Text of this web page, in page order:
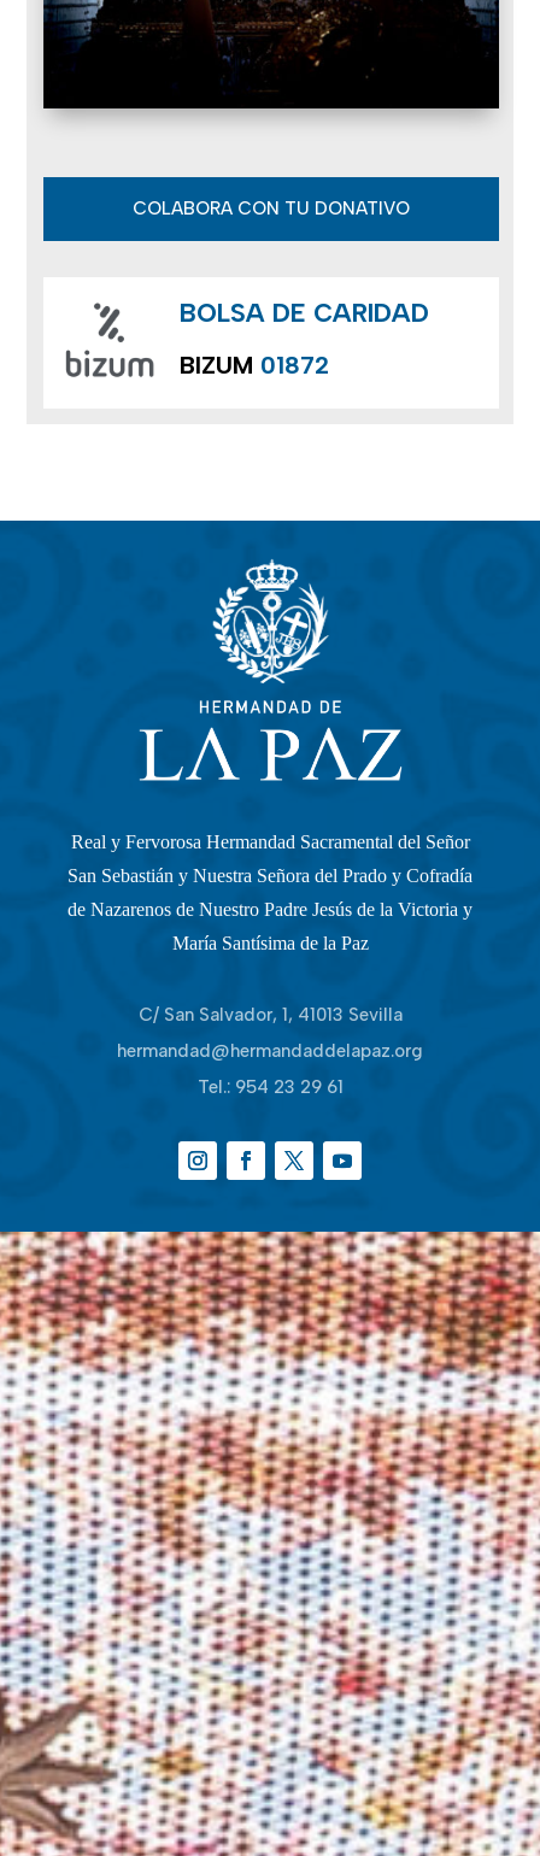
COLABORA CON TU DONATIVO
BOLSA DE CARIDAD
BIZUM 01872
Real y Fervorosa Hermandad Sacramental del Señor
San Sebastián y Nuestra Señora del Prado y Cofradía
de Nazarenos de Nuestro Padre Jesús de la Victoria y
María Santísima de la Paz
C/ San Salvador, 1, 41013 Sevilla
hermandad@hermandaddelapaz.org
Tel.: 954 23 29 61